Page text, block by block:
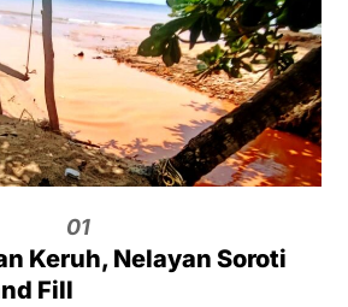
01
Keruh, Nelayan Soroti
Fill